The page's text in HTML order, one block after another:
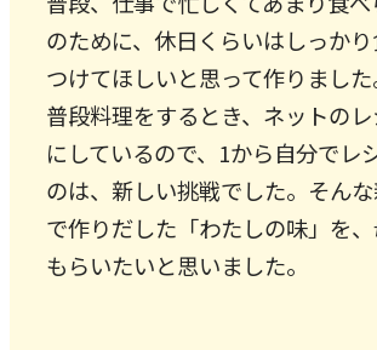
のために、休日くらいはしっか
つけてほしいと思って作りまし
普段料理をするとき、ネットの
にしているので、1から自分でレ
のは、新しい挑戦でした。そん
で作りだした「わたしの味」を
もらいたいと思いました。